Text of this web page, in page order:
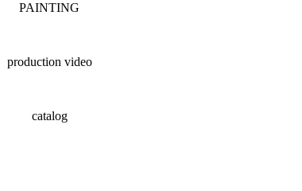
PAINTING
production video
catalog